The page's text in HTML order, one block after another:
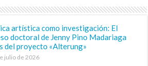
artística como investigación: El
doctoral de Jenny Pino Madariaga
del proyecto «Alterung»
julio de 2026